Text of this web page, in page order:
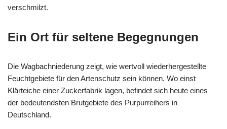
verschmilzt.
Ein Ort für seltene Begegnungen
Die Wagbachniederung zeigt, wie wertvoll wiederhergestellte
Feuchtgebiete für den Artenschutz sein können. Wo einst
Klärteiche einer Zuckerfabrik lagen, befindet sich heute eines
der bedeutendsten Brutgebiete des Purpurreihers in
Deutschland.